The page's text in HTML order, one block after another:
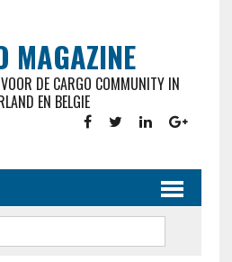
MAGAZINE
DE CARGO COMMUNITY IN
EN BELGIE